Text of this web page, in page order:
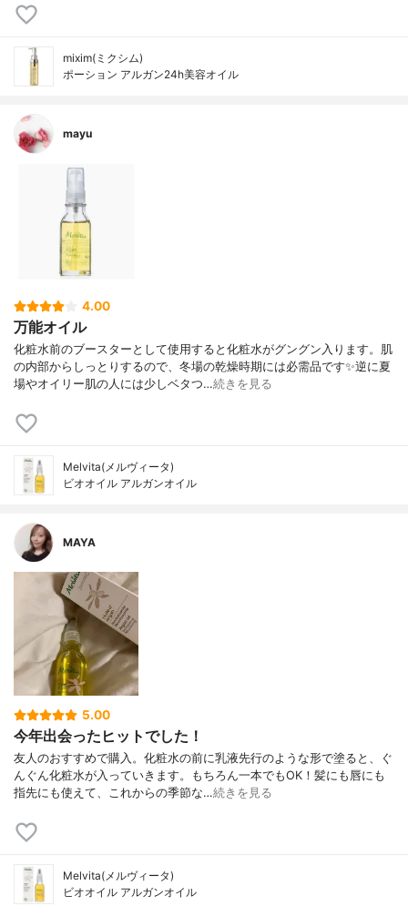
mixim(ミクシム)
ポーション アルガン24h美容オイル
mayu
4.00
万能オイル
化粧水前のブースターとして使用すると化粧水がグングン入ります。肌
の内部からしっとりするので、冬場の乾燥時期には必需品です✨逆に夏
場やオイリー肌の人には少しベタつ…続きを見る
Melvita(メルヴィータ)
ビオオイル アルガンオイル
MAYA
5.00
今年出会ったヒットでした！
友人のおすすめで購入。化粧水の前に乳液先行のような形で塗ると、ぐ
んぐん化粧水が入っていきます。もちろん一本でもOK！髪にも唇にも
指先にも使えて、これからの季節な…続きを見る
Melvita(メルヴィータ)
ビオオイル アルガンオイル